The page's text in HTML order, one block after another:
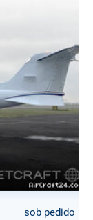
sob pedido